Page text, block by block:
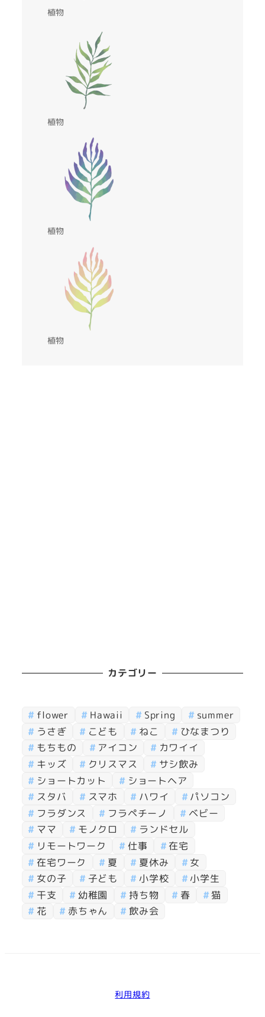
植物
植物
植物
植物
カテゴリー
flower Hawaii Spring
summer
うさぎ
こども ねこ
ひなまつり
もちもの
アイコン
カワイイ
キッズ
クリスマス
サシ飲み
ショートカット
ショートヘア
スタバ
スマホ ハワイ
パソコン
フラダンス
フラペチーノ
ベビー
ママ
モノクロ
ランドセル
リモートワーク
仕事
在宅
在宅ワーク
夏 夏休み
女
女の子
子ども 小学校
小学生
干支
幼稚園 持ち物 春
猫
花
赤ちゃん 飲み会
利用規約